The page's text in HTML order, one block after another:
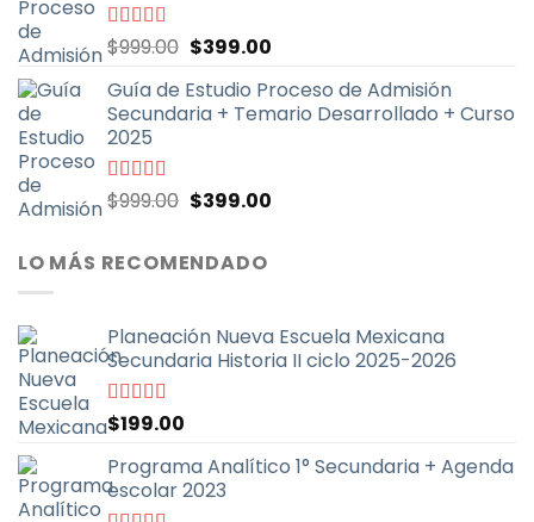
Valorado
con
5
$999.00 El
original
era:
$399.00El
actual
es:
Guía de Estudio Proceso de Admisión
Secundaria + Temario Desarrollado + Curso
2025
Valorado
con
$999.00 El
original
era:
$399.00El
LO MÁS RECOMENDADO
Planeación Nueva Escuela Mexicana
Secundaria Historia II ciclo 2025-2026
Valorado
5
$199.00
Programa Analítico 1° Secundaria + Agenda
escolar 2023